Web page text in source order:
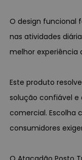
O design funcional
nas atividades
melhor experiência
Este produto
solução confiável e
comercial. Escolha
consumidores